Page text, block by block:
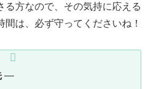
る方なので、その気持に応える
は、必ず守ってくださいね！
—